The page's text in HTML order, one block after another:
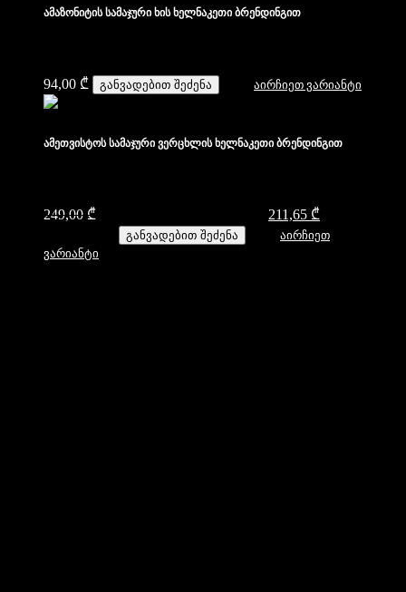
ამაზონიტის სამაჯური ხის ხელნაკეთი ბრენდინგით
94,00 ₾ განვადებით შეძენა აირჩიეთ ვარიანტი
ამეთვისტოს სამაჯური ვერცხლის ხელნაკეთი ბრენდინგით
249,00 ₾ 211,65 ₾
განვადებით შეძენა
აირჩიეთ
ვარიანტი